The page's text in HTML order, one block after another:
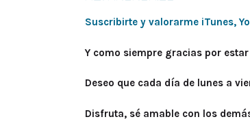
Suscribirte y valorarme iTunes,
Y como siempre gracias por
Deseo que cada día de lunes a
Disfruta, sé amable con los